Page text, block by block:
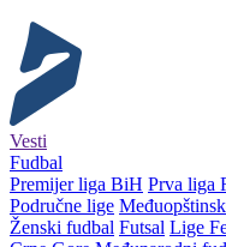
Vesti
Fudbal
Premijer liga BiH Prva liga
Područne lige
Ženski fudbal Futsal Lige